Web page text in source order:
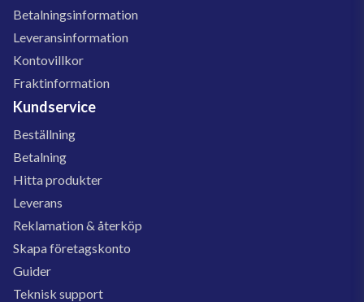
Betalningsinformation
Leveransinformation
Kontovillkor
Fraktinformation
Kundservice
Beställning
Betalning
Hitta produkter
Leverans
Reklamation & återköp
Skapa företagskonto
Guider
Teknisk support